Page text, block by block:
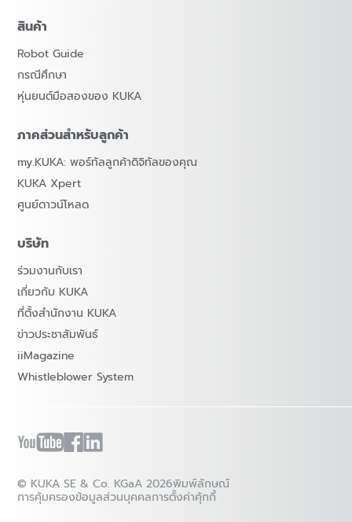
รีเซตตัวกรอง
สินค้า
Robot Guide
กรณีศึกษา
หุ่นยนต์มือสองของ KUKA
ภาคส่วนสำหรับลูกค้า
my.KUKA: พอร์ทัลลูกค้าดิจิทัลของคุณ
KUKA Xpert
ศูนย์ดาวน์โหลด
บริษัท
ร่วมงานกับเรา
เกี่ยวกับ KUKA
ที่ตั้งสำนักงาน KUKA
ข่าวประชาสัมพันธ์
iiMagazine
Whistleblower System
© KUKA SE & Co. KGaA 2026พิมพ์ลักษณ์
การคุ้มครองข้อมูลส่วนบุคคลการตั้งค่าคุ้กกี้